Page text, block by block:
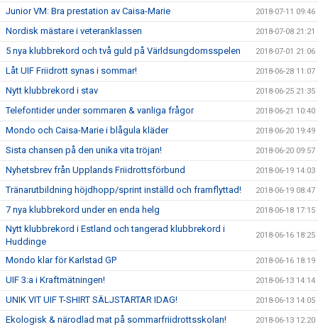
Junior VM: Bra prestation av Caisa-Marie 2018-07-11 09:46
Nordisk mästare i veteranklassen 2018-07-08 21:21
5 nya klubbrekord och två guld på Världsungdomsspelen 2018-07-01 21:06
Låt UIF Friidrott synas i sommar! 2018-06-28 11:07
Nytt klubbrekord i stav 2018-06-25 21:35
Telefontider under sommaren & vanliga frågor 2018-06-21 10:40
Mondo och Caisa-Marie i blågula kläder 2018-06-20 19:49
Sista chansen på den unika vita tröjan! 2018-06-20 09:57
Nyhetsbrev från Upplands Friidrottsförbund 2018-06-19 14:03
Tränarutbildning höjdhopp/sprint inställd och framflyttad! 2018-06-19 08:47
7 nya klubbrekord under en enda helg 2018-06-18 17:15
Nytt klubbrekord i Estland och tangerad klubbrekord i
Huddinge
2018-06-16 18:25
Mondo klar för Karlstad GP 2018-06-16 18:19
UIF 3:a i Kraftmätningen! 2018-06-13 14:14
UNIK VIT UIF T-SHIRT SÄLJSTARTAR IDAG! 2018-06-13 14:05
Ekologisk & närodlad mat på sommarfriidrottsskolan! 2018-06-13 12:20